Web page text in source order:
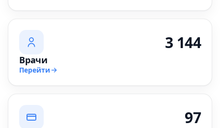
3 144
Врачи
Перейти
97